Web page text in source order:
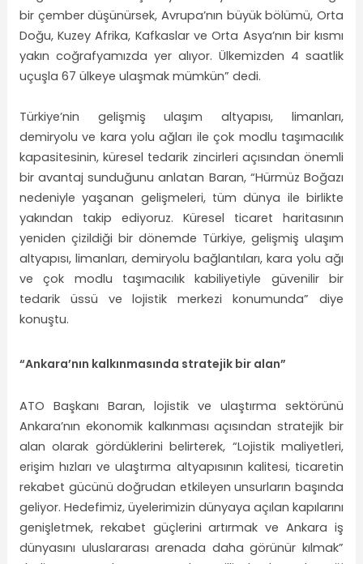
bir çember düşünürsek, Avrupa’nın büyük bölümü, Orta
Doğu, Kuzey Afrika, Kafkaslar ve Orta Asya’nın bir kısmı
yakın coğrafyamızda yer alıyor. Ülkemizden 4 saatlik
uçuşla 67 ülkeye ulaşmak mümkün” dedi.
Türkiye’nin gelişmiş ulaşım altyapısı, limanları,
demiryolu ve kara yolu ağları ile çok modlu taşımacılık
kapasitesinin, küresel tedarik zincirleri açısından önemli
bir avantaj sunduğunu anlatan Baran, “Hürmüz Boğazı
nedeniyle yaşanan gelişmeleri, tüm dünya ile birlikte
yakından takip ediyoruz. Küresel ticaret haritasının
yeniden çizildiği bir dönemde Türkiye, gelişmiş ulaşım
altyapısı, limanları, demiryolu bağlantıları, kara yolu ağı
ve çok modlu taşımacılık kabiliyetiyle güvenilir bir
tedarik üssü ve lojistik merkezi konumunda” diye
konuştu.
“Ankara’nın kalkınmasında stratejik bir alan”
ATO Başkanı Baran, lojistik ve ulaştırma sektörünü
Ankara’nın ekonomik kalkınması açısından stratejik bir
alan olarak gördüklerini belirterek, “Lojistik maliyetleri,
erişim hızları ve ulaştırma altyapısının kalitesi, ticaretin
rekabet gücünü doğrudan etkileyen unsurların başında
geliyor. Hedefimiz, üyelerimizin dünyaya açılan kapılarını
genişletmek, rekabet güçlerini artırmak ve Ankara iş
dünyasını uluslararası arenada daha görünür kılmak”